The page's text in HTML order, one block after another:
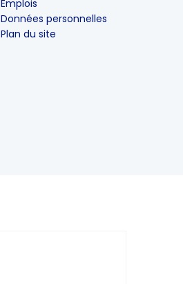
Emplois
Données personnelles
Plan du site